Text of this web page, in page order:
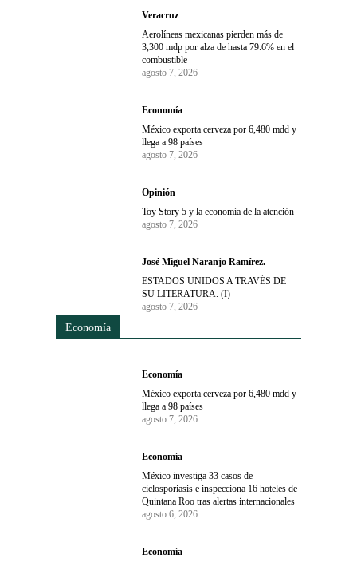
Veracruz
Aerolíneas mexicanas pierden más de
3,300 mdp por alza de hasta 79.6% en el
combustible
agosto 7, 2026
Economía
México exporta cerveza por 6,480 mdd y
llega a 98 países
agosto 7, 2026
Opinión
Toy Story 5 y la economía de la atención
agosto 7, 2026
José Miguel Naranjo Ramírez.
ESTADOS UNIDOS A TRAVÉS DE
SU LITERATURA. (I)
agosto 7, 2026
Economía
Economía
México exporta cerveza por 6,480 mdd y
llega a 98 países
agosto 7, 2026
Economía
México investiga 33 casos de
ciclosporiasis e inspecciona 16 hoteles de
Quintana Roo tras alertas internacionales
agosto 6, 2026
Economía